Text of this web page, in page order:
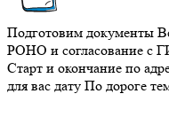
Подготовим документы
РОНО и согласование с
Старт и окончание по
для вас дату По дороге